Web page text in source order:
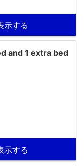
示する
and 1 extra bed
示する